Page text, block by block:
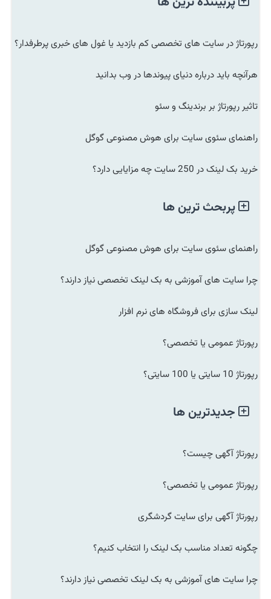
رپورتاژ در سایت های تخصصی کم بازدید یا غول های خبری پرطرفدار؟
هرآنچه باید درباره دنیای پیوندها در وب بدانید
تاثیر رپورتاژ بر برندینگ و سئو
راهنمای سئوی سایت برای هوش مصنوعی گوگل
خرید بک لینک در 250 سایت چه مزایایی دارد؟
پربحث ترین ها
راهنمای سئوی سایت برای هوش مصنوعی گوگل
چرا سایت های آموزشی به بک لینک تخصصی نیاز دارند؟
لینک سازی برای فروشگاه های نرم افزار
رپورتاژ عمومی یا تخصصی؟
رپورتاژ 10 سایتی یا 100 سایتی؟
جدیدترین ها
رپورتاژ آگهی چیست؟
رپورتاژ عمومی یا تخصصی؟
رپورتاژ آگهی برای سایت گردشگری
چگونه تعداد مناسب بک لینک را انتخاب کنیم؟
چرا سایت های آموزشی به بک لینک تخصصی نیاز دارند؟